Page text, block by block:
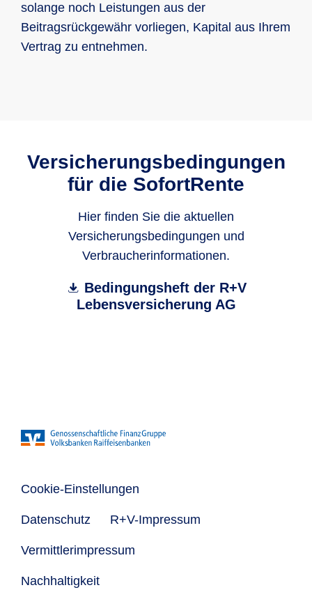
solange noch Leistungen aus der
Beitragsrückgewähr vorliegen, Kapital aus Ihrem
Vertrag zu entnehmen.
Versicherungsbedingungen
für die SofortRente
Hier finden Sie die aktuellen
Versicherungsbedingungen und
Verbraucherinformationen.
Bedingungsheft der R+V
Lebensversicherung AG
Cookie-Einstellungen
Datenschutz R+V-Impressum
Vermittlerimpressum
Nachhaltigkeit